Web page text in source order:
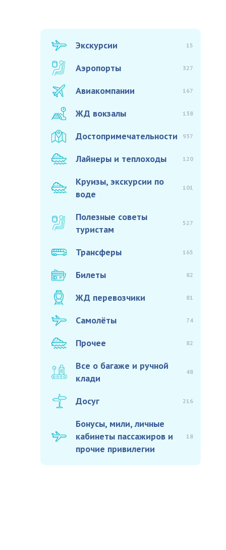
Экскурсии 15
Аэропорты 327
Авиакомпании 167
ЖД вокзалы 138
Достопримечательности 937
Лайнеры и теплоходы 120
Круизы, экскурсии по
воде
101
Полезные советы
туристам
527
Трансферы 165
Билеты 82
ЖД перевозчики 81
Самолёты 74
Прочее 82
Все о багаже и ручной
клади
48
Досуг 216
Бонусы, мили, личные
кабинеты пассажиров и
прочие привилегии
18